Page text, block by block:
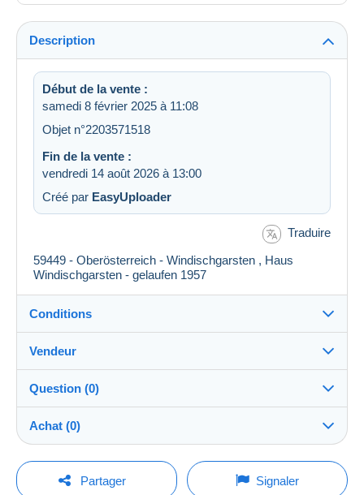
Description
Début de la vente :
samedi 8 février 2025 à 11:08
Objet n°2203571518
Fin de la vente :
vendredi 14 août 2026 à 13:00
Créé par EasyUploader
Traduire
59449 - Oberösterreich - Windischgarsten , Haus
Windischgarsten - gelaufen 1957
Conditions
Destination :
Voir la liste des pays
Remise en main propre :
Oui
Envoi après paiement
Vendeur
PostCard-Online100%(4226x)
Boutique
Question (0)
Pour poser une question, vous devez ouvrir
une session.
Achat (0)
Dernière actualisation : 16:29:31
Partager Signaler